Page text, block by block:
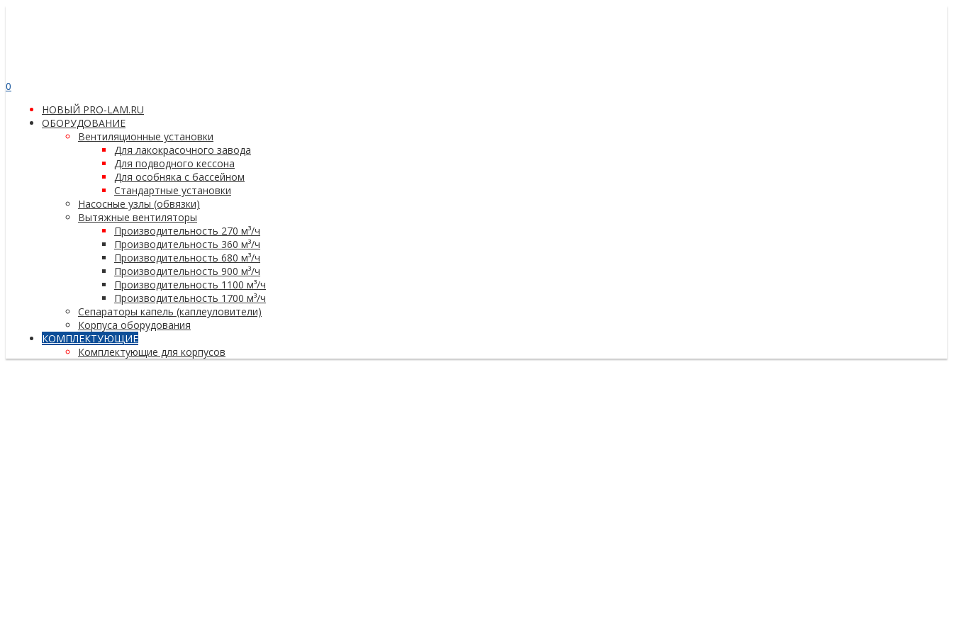
0
НОВЫЙ PRO-LAM.RU
ОБОРУДОВАНИЕ
Вентиляционные установки
Для лакокрасочного завода
Для подводного кессона
Для особняка с бассейном
Стандартные установки
Насосные узлы (обвязки)
Вытяжные вентиляторы
Производительность 270 м³/ч
Производительность 360 м³/ч
Производительность 680 м³/ч
Производительность 900 м³/ч
Производительность 1100 м³/ч
Производительность 1700 м³/ч
Сепараторы капель (каплеуловители)
Корпуса оборудования
КОМПЛЕКТУЮЩИЕ
Комплектующие для корпусов